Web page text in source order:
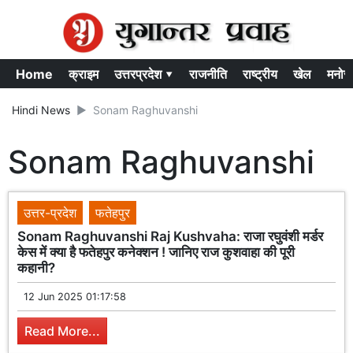
Home क्राइम उत्तरप्रदेश ▾ राजनीति राष्ट्रीय खेल
Hindi News Sonam Raghuvanshi
Sonam Raghuvanshi
उत्तर-प्रदेश
फतेहपुर
Sonam Raghuvanshi Raj Kushvaha: राजा रघुवंशी मर्डर
केस में क्या है फतेहपुर कनेक्शन ! जानिए राज कुशवाहा की पूरी
कहानी?
12 Jun 2025 01:17:58
Read More...